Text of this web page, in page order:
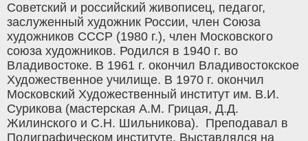
Советский и российский живописец, педагог,
заслуженный художник России, член Союза
художников СССР (1980 г.), член Московского
союза художников. Родился в 1940 г. во
Владивостоке. В 1961 г. окончил Владивостокское
Художественное училище. В 1970 г. окончил
Московский Художественный институт им. В.И.
Сурикова (мастерская А.М. Грицая, Д.Д.
Жилинского и С.Н. Шильникова). Преподавал в
Полиграфическом институте. Выставлялся на